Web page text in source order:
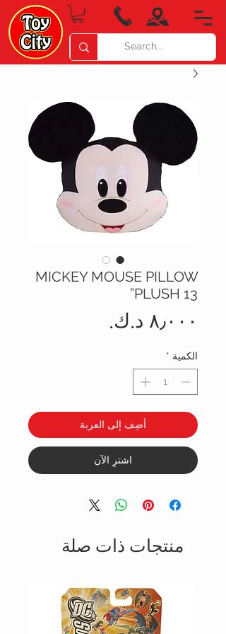
MICKEY MOUSE PILLOW
PLUSH 13”
الكمية *
أضِف إلى العربة
اشترِ الآن
منتجات ذات صلة